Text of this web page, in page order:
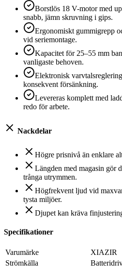
Borstlös 18 V-motor med
snabb, jämn skruvning i gips.
Ergonomiskt gummigrepp
vid seriemontage.
Kapacitet för 25–55 mm
vanligaste behoven.
Elektronisk
konsekvent försänkning.
Levereras komplett med
redo för arbete.
Nackdelar
Högre prisnivå än enklare
Längden med magasin gör
trånga utrymmen.
Högfrekvent ljud vid
tysta miljöer.
Djupet kan kräva
Specifikationer
Varumärke
XIAZIR
Strömkälla